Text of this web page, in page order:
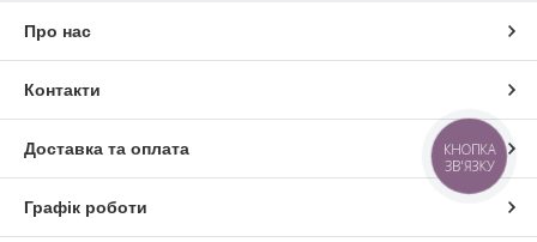
Про нас
Контакти
Доставка та оплата
Графік роботи
КНОПКА
ЗВ'ЯЗКУ